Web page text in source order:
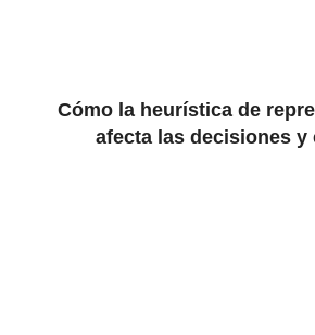
Cómo la heurística de
afecta las decisiones y